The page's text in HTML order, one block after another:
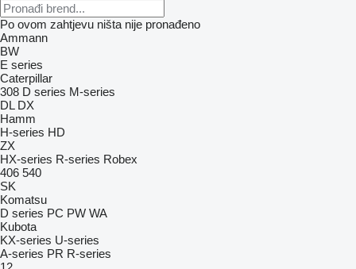
Po ovom zahtjevu ništa nije pronađeno
Ammann
BW
E series
Caterpillar
308 D series M-series
DL DX
Hamm
H-series HD
ZX
HX-series R-series Robex
406 540
SK
Komatsu
D series PC PW WA
Kubota
KX-series U-series
A-series PR R-series